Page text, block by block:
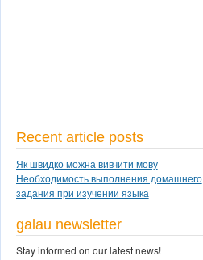
Recent article posts
Як швидко можна вивчити мову
Необходимость выполнения домашнего
задания при изучении языка
galau newsletter
Stay informed on our latest news!